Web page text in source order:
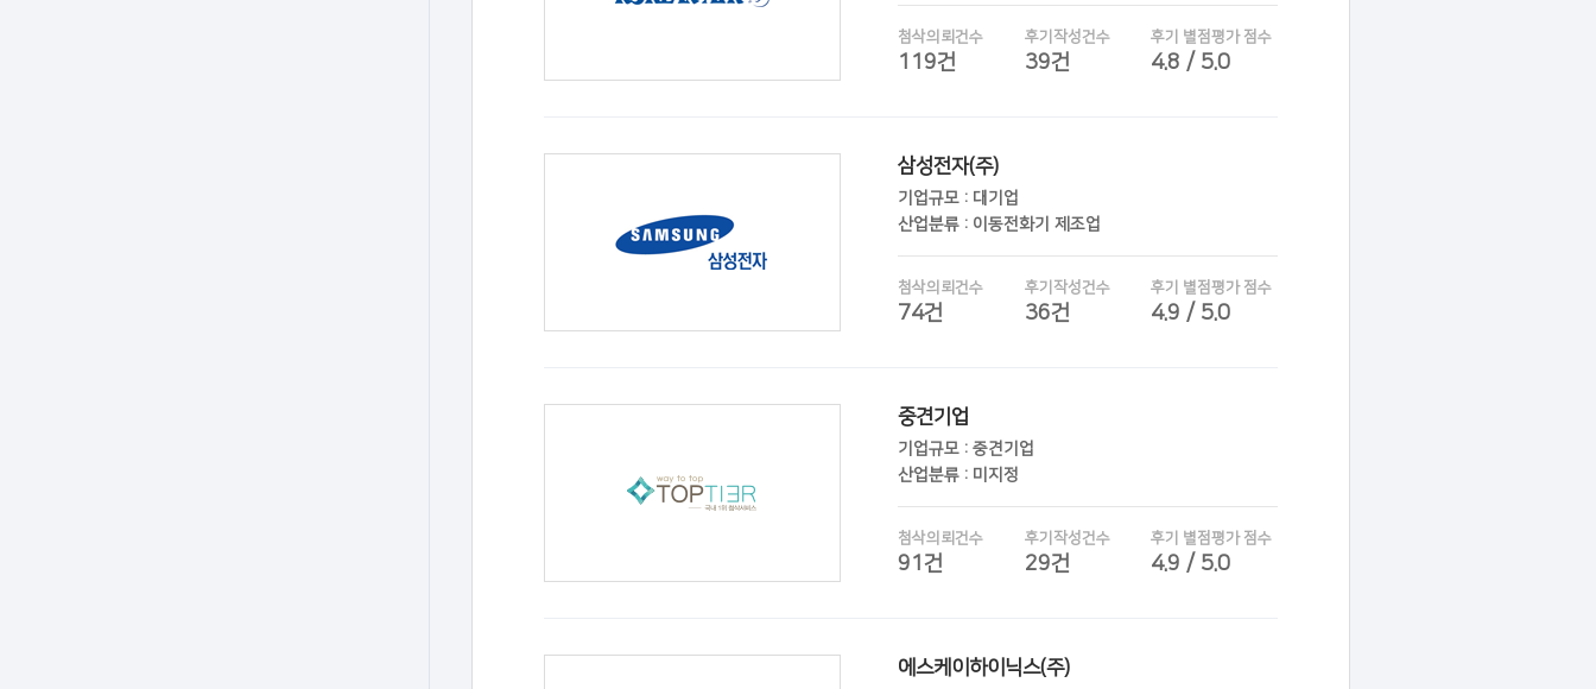
첨삭의뢰건수
119건
후기작성건수
39건
후기 별점평가 점수
4.8 / 5.0
삼성전자(주)
기업규모 : 대기업
산업분류 : 이동전화기 제조업
첨삭의뢰건수
74건
후기작성건수
36건
후기 별점평가 점수
4.9 / 5.0
중견기업
기업규모 : 중견기업
산업분류 : 미지정
첨삭의뢰건수
91건
후기작성건수
29건
후기 별점평가 점수
4.9 / 5.0
에스케이하이닉스(주)